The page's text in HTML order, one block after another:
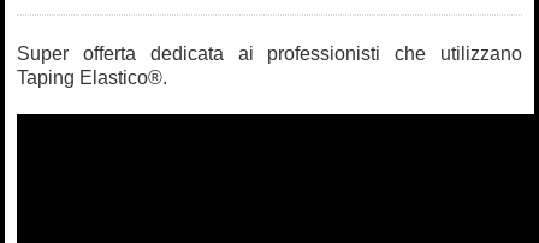
Super offerta dedicata ai professionisti che utilizzano
Taping Elastico®.